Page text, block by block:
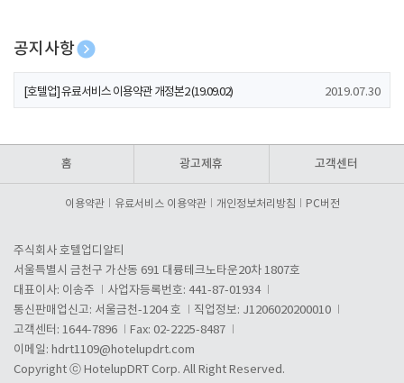
공지사항
[호텔업] 개인정보 처리방침 개정본1 (19.09.02)
[호텔업] 유료서비스 이용약관 개정본2 (19.09.02) 2019.07.30
홈 광고제휴 고객센터
이용약관 유료서비스 이용약관 개인정보처리방침 PC버전
주식회사 호텔업디알티
서울특별시 금천구 가산동 691 대륭테크노타운20차 1807호
대표이사: 이송주
사업자등록번호: 441-87-01934
통신판매업신고: 서울금천-1204 호
직업정보: J1206020200010
고객센터: 1644-7896
Fax: 02-2225-8487
이메일: hdrt1109@hotelupdrt.com
Copyright ⓒ HotelupDRT Corp. All Right Reserved.